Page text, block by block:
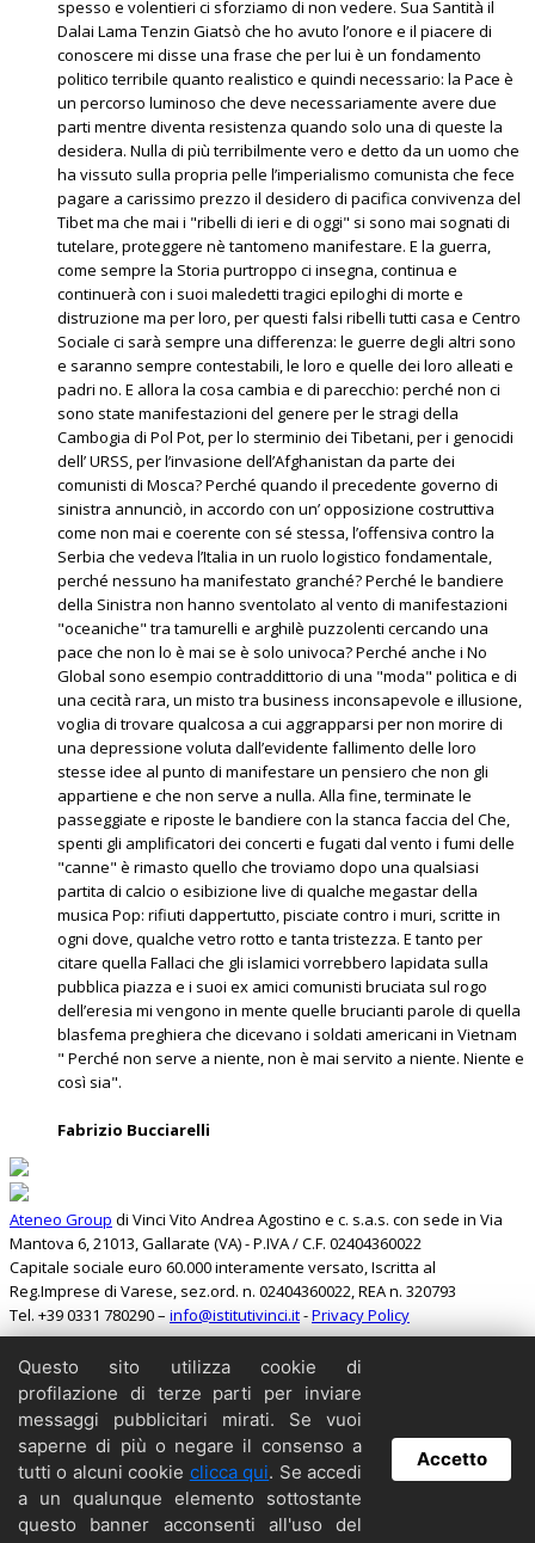
spesso e volentieri ci sforziamo di non vedere. Sua Santità il
Dalai Lama Tenzin Giatsò che ho avuto l’onore e il piacere di
conoscere mi disse una frase che per lui è un fondamento
politico terribile quanto realistico e quindi necessario: la Pace è
un percorso luminoso che deve necessariamente avere due
parti mentre diventa resistenza quando solo una di queste la
desidera. Nulla di più terribilmente vero e detto da un uomo che
ha vissuto sulla propria pelle l’imperialismo comunista che fece
pagare a carissimo prezzo il desidero di pacifica convivenza del
Tibet ma che mai i "ribelli di ieri e di oggi" si sono mai sognati di
tutelare, proteggere nè tantomeno manifestare. E la guerra,
come sempre la Storia purtroppo ci insegna, continua e
continuerà con i suoi maledetti tragici epiloghi di morte e
distruzione ma per loro, per questi falsi ribelli tutti casa e Centro
Sociale ci sarà sempre una differenza: le guerre degli altri sono
e saranno sempre contestabili, le loro e quelle dei loro alleati e
padri no. E allora la cosa cambia e di parecchio: perché non ci
sono state manifestazioni del genere per le stragi della
Cambogia di Pol Pot, per lo sterminio dei Tibetani, per i genocidi
dell’ URSS, per l’invasione dell’Afghanistan da parte dei
comunisti di Mosca? Perché quando il precedente governo di
sinistra annunciò, in accordo con un’ opposizione costruttiva
come non mai e coerente con sé stessa, l’offensiva contro la
Serbia che vedeva l’Italia in un ruolo logistico fondamentale,
perché nessuno ha manifestato granché? Perché le bandiere
della Sinistra non hanno sventolato al vento di manifestazioni
"oceaniche" tra tamurelli e arghilè puzzolenti cercando una
pace che non lo è mai se è solo univoca? Perché anche i No
Global sono esempio contraddittorio di una "moda" politica e di
una cecità rara, un misto tra business inconsapevole e illusione,
voglia di trovare qualcosa a cui aggrapparsi per non morire di
una depressione voluta dall’evidente fallimento delle loro
stesse idee al punto di manifestare un pensiero che non gli
appartiene e che non serve a nulla. Alla fine, terminate le
passeggiate e riposte le bandiere con la stanca faccia del Che,
spenti gli amplificatori dei concerti e fugati dal vento i fumi delle
"canne" è rimasto quello che troviamo dopo una qualsiasi
partita di calcio o esibizione live di qualche megastar della
musica Pop: rifiuti dappertutto, pisciate contro i muri, scritte in
ogni dove, qualche vetro rotto e tanta tristezza. E tanto per
citare quella Fallaci che gli islamici vorrebbero lapidata sulla
pubblica piazza e i suoi ex amici comunisti bruciata sul rogo
dell’eresia mi vengono in mente quelle brucianti parole di quella
blasfema preghiera che dicevano i soldati americani in Vietnam
" Perché non serve a niente, non è mai servito a niente. Niente e
così sia".
Fabrizio Bucciarelli
Ateneo Group di Vinci Vito Andrea Agostino e c. s.a.s. con sede in Via
Mantova 6, 21013, Gallarate (VA) - P.IVA / C.F. 02404360022
Capitale sociale euro 60.000 interamente versato, Iscritta al
Reg.Imprese di Varese, sez.ord. n. 02404360022, REA n. 320793
Tel. +39 0331 780290 – info@istitutivinci.it-Privacy Policy
Cerca
Home
Il Barbarossa
Collabora
Contattaci
Copyright
Archivio
Questo sito utilizza cookie di
profilazione di terze parti per inviare
messaggi pubblicitari mirati. Se vuoi
saperne di più o negare il consenso a
tutti o alcuni cookie clicca qui. Se accedi
a un qualunque elemento sottostante
questo banner acconsenti all'uso del
Accetto